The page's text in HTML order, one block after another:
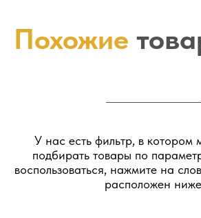
Похожие
У нас есть фильтр, в котором
подбирать товары по
воспользоваться, нажмите на
расположен